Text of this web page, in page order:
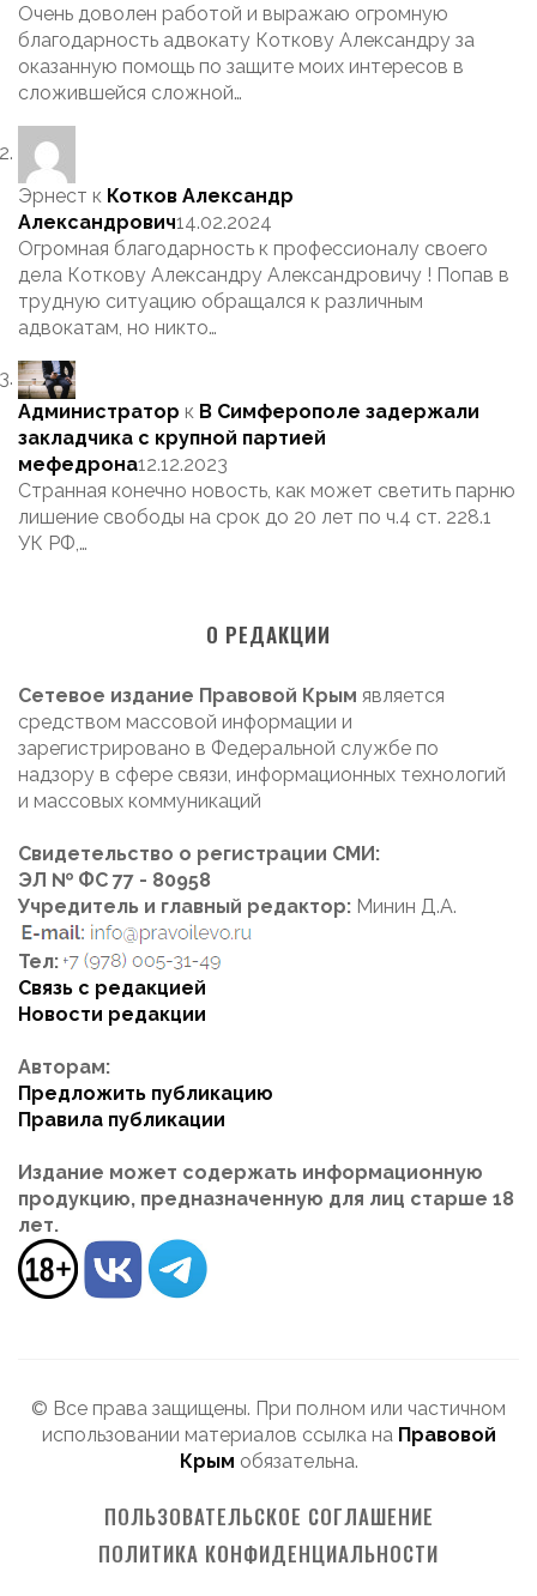
Очень доволен работой и выражаю огромную
благодарность адвокату Коткову Александру за
оказанную помощь по защите моих интересов в
сложившейся сложной…
Эрнест к Котков Александр
Александрович14.02.2024
Огромная благодарность к профессионалу своего
дела Коткову Александру Александровичу ! Попав в
трудную ситуацию обращался к различным
адвокатам, но никто…
Администратор к В Симферополе задержали
закладчика с крупной партией
мефедрона12.12.2023
Странная конечно новость, как может светить парню
лишение свободы на срок до 20 лет по ч.4 ст. 228.1
УК РФ,…
О РЕДАКЦИИ
Сетевое издание Правовой Крым является
средством массовой информации и
зарегистрировано в Федеральной службе по
надзору в сфере связи, информационных технологий
и массовых коммуникаций
Свидетельство о регистрации СМИ:
ЭЛ № ФС 77 - 80958
Учредитель и главный редактор: Минин Д.А.
Тел:
Связь с редакцией
Новости редакции
Авторам:
Предложить публикацию
Правила публикации
Издание может содержать информационную
продукцию, предназначенную для лиц старше 18
лет.
© Все права защищены. При полном или частичном
использовании материалов ссылка на Правовой
Крым обязательна.
ПОЛЬЗОВАТЕЛЬСКОЕ СОГЛАШЕНИЕ
ПОЛИТИКА КОНФИДЕНЦИАЛЬНОСТИ